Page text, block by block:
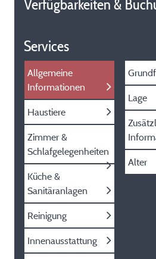
Verfügbarkeiten &
Services
Allgemeine
Informationen
Haustiere
Zimmer &
Schlafgelegenheiten
Küche &
Sanitäranlagen
Reinigung
Innenausstattung
Lage
Alter